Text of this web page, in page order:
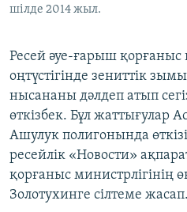
шілде 2014 жыл.
Ресей әуе-ғарыш қорғаныс
оңтүстігінде зениттік
нысананы дәлдеп атып
өткізбек. Бұл жаттығулар
Ашулук полигонында
ресейлік «Новости»
қорғаныс министрлігінің
Золотухинге сілтеме жасап.